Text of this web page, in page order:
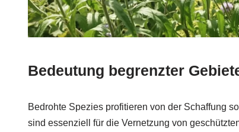
Bedeutung begrenzter
Bedrohte Spezies profitieren von der Schaffung
sind essenziell für die Vernetzung von